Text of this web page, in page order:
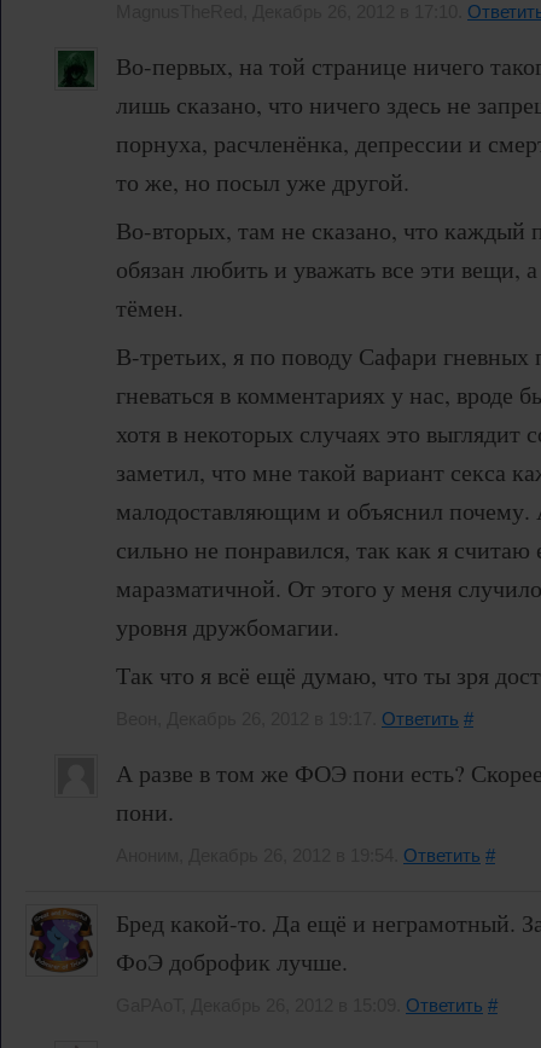
Во-первых, на той странице ничего
лишь сказано, что ничего здесь не
порнуха, расчленёнка, депрессии и
то же, но посыл уже другой.
Во-вторых, там не сказано, что каждый
обязан любить и уважать все эти вещи,
тёмен.
В-третьих, я по поводу Сафари
гневаться в комментариях у нас, вроде
хотя в некоторых случаях это выглядит
заметил, что мне такой вариант секса
малодоставляющим и объяснил почему.
сильно не понравился, так как я считаю
маразматичной. От этого у меня
уровня дружбомагии.
Так что я всё ещё думаю, что ты зря
Ответить #
А разве в том же ФОЭ пони есть?
пони.
Ответить #
Бред какой-то. Да ещё и неграмотный.
ФоЭ доброфик лучше.
Ответить #